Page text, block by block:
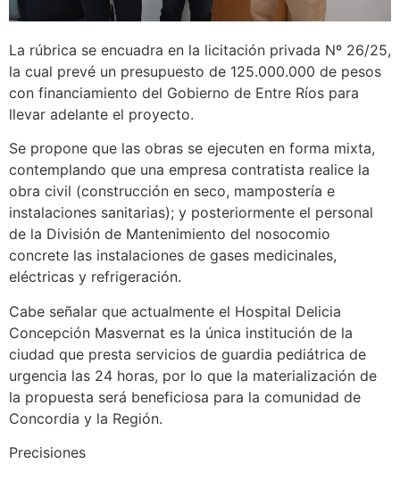
La rúbrica se encuadra en la licitación privada Nº 26/25,
la cual prevé un presupuesto de 125.000.000 de pesos
con financiamiento del Gobierno de Entre Ríos para
llevar adelante el proyecto.
Se propone que las obras se ejecuten en forma mixta,
contemplando que una empresa contratista realice la
obra civil (construcción en seco, mampostería e
instalaciones sanitarias); y posteriormente el personal
de la División de Mantenimiento del nosocomio
concrete las instalaciones de gases medicinales,
eléctricas y refrigeración.
Cabe señalar que actualmente el Hospital Delicia
Concepción Masvernat es la única institución de la
ciudad que presta servicios de guardia pediátrica de
urgencia las 24 horas, por lo que la materialización de
la propuesta será beneficiosa para la comunidad de
Concordia y la Región.
Precisiones